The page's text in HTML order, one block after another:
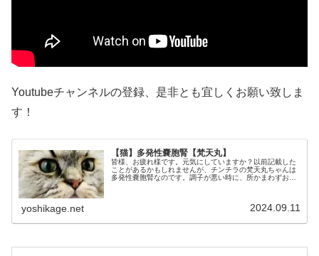
Youtubeチャンネルの登録、是非とも宜しくお願い致しま
す！
【猫】多発性嚢胞腎【梵天丸】
皆様、お疲れ様です。元気にしていますか？以前記載した
ことがあるかもしれませんが、チンチラの梵天丸ちゃんは
多発性嚢胞腎なのです。調子が悪い時に、所かまわずおし
yoshikage.net 2024.09.11